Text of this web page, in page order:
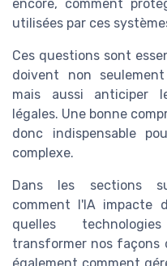
encore, comment
utilisées par ces
Ces questions sont
doivent non
mais aussi anticiper
légales. Une bonne
donc indispensable
complexe.
Dans les sections
comment l'IA impacte
quelles
transformer nos façons